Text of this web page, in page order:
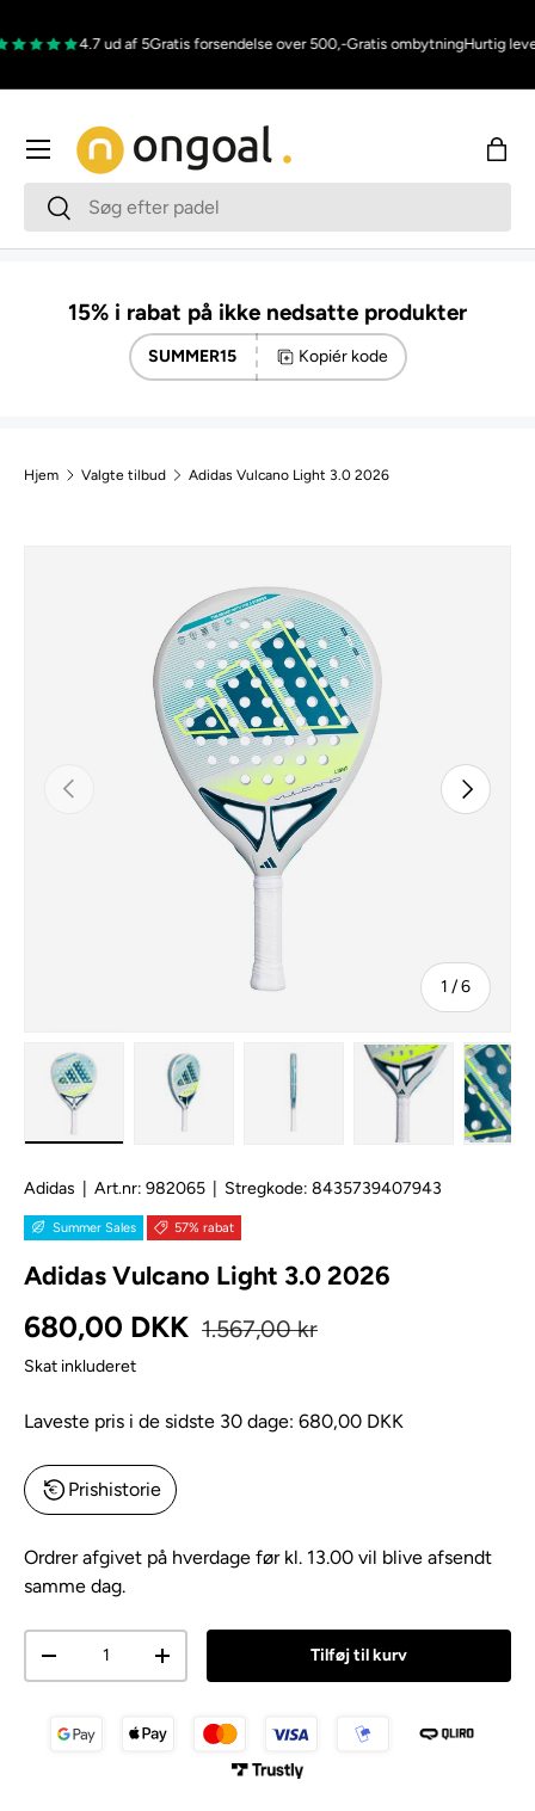
Gå til indhold
4.7 ud af 5 Gratis forsendelse over 500,-Gratis ombytningHurtig
SøgSøg
Menu
15% i rabat på ikke nedsatte produkter
SUMMER15 Kopiér kode
Hjem Valgte tilbud Adidas Vulcano Light 3.0 2026
Tidligere
1 /af
6
Næste
Adidas Art.nr: 982065 Stregkode: 8435739407943
Summer Sales 57% rabat
Adidas Vulcano Light 3.0 2026
Kampagnepris
680,00 DKK Normal pris
1.567,00 kr
Skat inkluderet
Laveste pris i de sidste 30 dage: 680,00 DKK
Prishistorie
Ordrer afgivet på hverdage før kl. 13.00 vil blive afsendt
samme dag.
Tilføj til kurv